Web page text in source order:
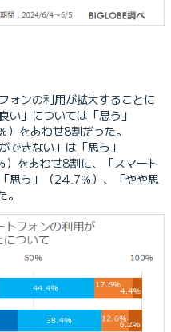
ォンの利用が拡大することに
い」については「思う」
をあわせ8割だった。
できない」は「思う」
をあわせ8割に、「スマート
思う」（24.7％）、「やや思